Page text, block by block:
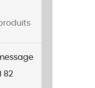
Garantie
82